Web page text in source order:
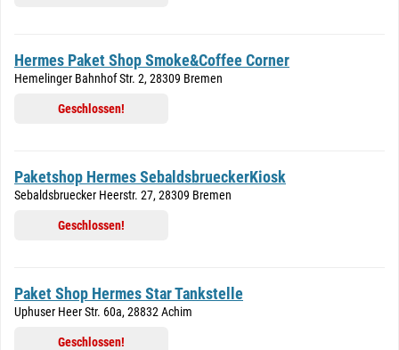
Hermes Paket Shop Smoke&Coffee Corner
Hemelinger Bahnhof Str. 2, 28309 Bremen
Geschlossen!
Paketshop Hermes SebaldsbrueckerKiosk
Sebaldsbruecker Heerstr. 27, 28309 Bremen
Geschlossen!
Paket Shop Hermes Star Tankstelle
Uphuser Heer Str. 60a, 28832 Achim
Geschlossen!